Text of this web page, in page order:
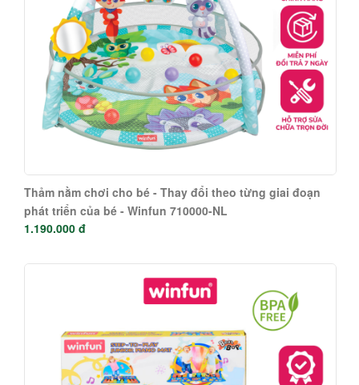
Thảm nằm chơi cho bé - Thay đổi theo từng giai đoạn
phát triển của bé - Winfun 710000-NL
1.190.000 đ